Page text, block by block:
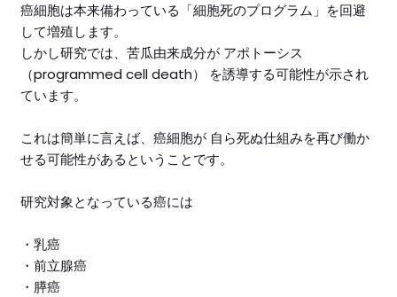
癌細胞は本来備わっている「細胞死のプログラム」を回避
して増殖します。
しかし研究では、苦瓜由来成分が アポトーシス
（programmed cell death） を誘導する可能性が示され
ています。
これは簡単に言えば、癌細胞が 自ら死ぬ仕組みを再び働か
せる可能性があるということです。
研究対象となっている癌には
・乳癌
・前立腺癌
・膵癌